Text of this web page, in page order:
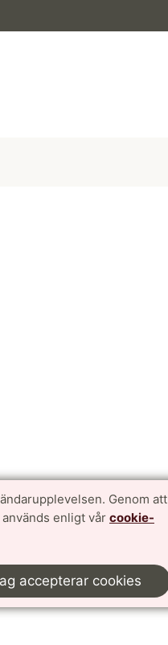
Genom att
enligt vår cookie-
accepterar cookies